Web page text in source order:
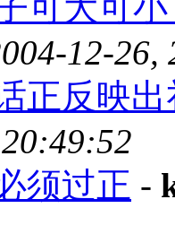
12-26,
正反映
须过正 -